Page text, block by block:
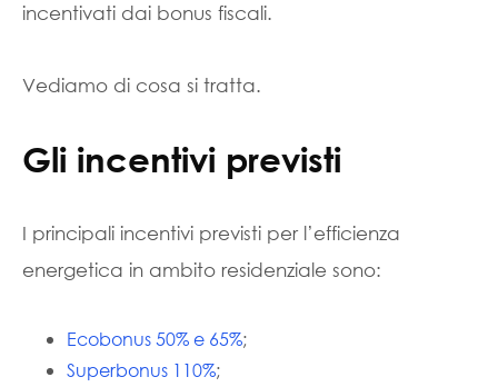
incentivati dai bonus fiscali.
Vediamo di cosa si tratta.
Gli incentivi previsti
I principali incentivi previsti per l’efficienza
energetica in ambito residenziale sono:
Ecobonus 50% e 65%;
Superbonus 110%;